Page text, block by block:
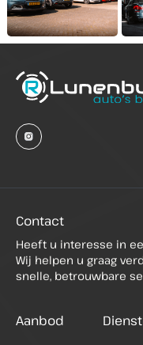
Contact
Heeft u interesse in
Wij helpen u graag
snelle, betrouwbare
Aanbod